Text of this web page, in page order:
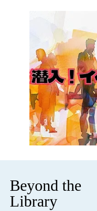
Beyond the
Library